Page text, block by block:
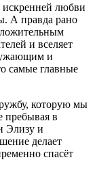
любви
А правда рано
и вселяет
и
самые главные
которую мы
пребывая в
Элизу и
делает
спасёт